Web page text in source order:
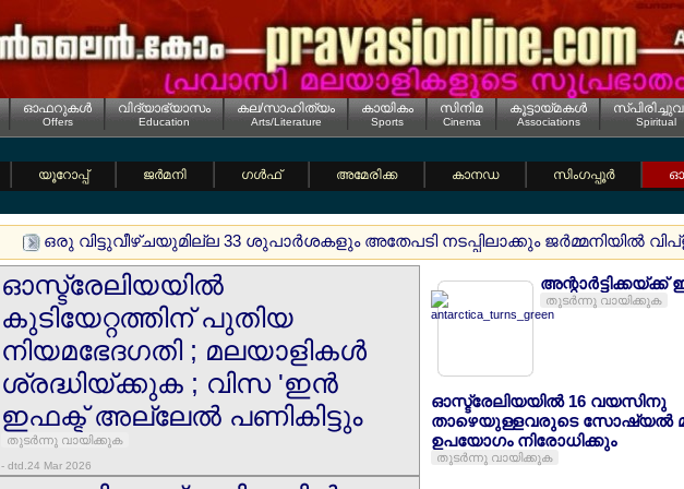
ഓഫറുകള്‍
Offers
വിദ്യാഭ്യാസം
Education
കല/സാഹിത്യം
Arts/Literature
കായികം
Sports
സിനിമ
Cinema
കൂട്ടായ്മകള്‍
Associations Spiritual
യൂറോപ്പ് ജര്‍മനി ഗള്‍ഫ് അമേരിക്ക കാനഡ സിംഗപ്പൂര്‍
ഒരു വിട്ടുവീഴ്ചയുമില്ല 33 ശുപാര്‍ശകളും അതേപടി നടപ്പിലാക്കും
ഓസ്ട്രേലിയയില്‍
കുടിയേറ്റത്തിന് പുതിയ
നിയമഭേദഗതി ; മലയാളികള്‍
ശ്രദ്ധിയ്ക്കുക ; വിസ 'ഇന്‍
ഇഫക്ട് അല്ലേല്‍ പണികിട്ടും
തുടര്‍ന്നു വായിക്കുക
- dtd.24 Mar 2026
തുടര്‍ന്നു വായിക്കുക
ഓസ്ട്രേലിയയില്‍ 16 വയസിനു
താഴെയുള്ളവരുടെ സോഷ്യല്‍
ഉപയോഗം നിരോധിക്കും
തുടര്‍ന്നു വായിക്കുക